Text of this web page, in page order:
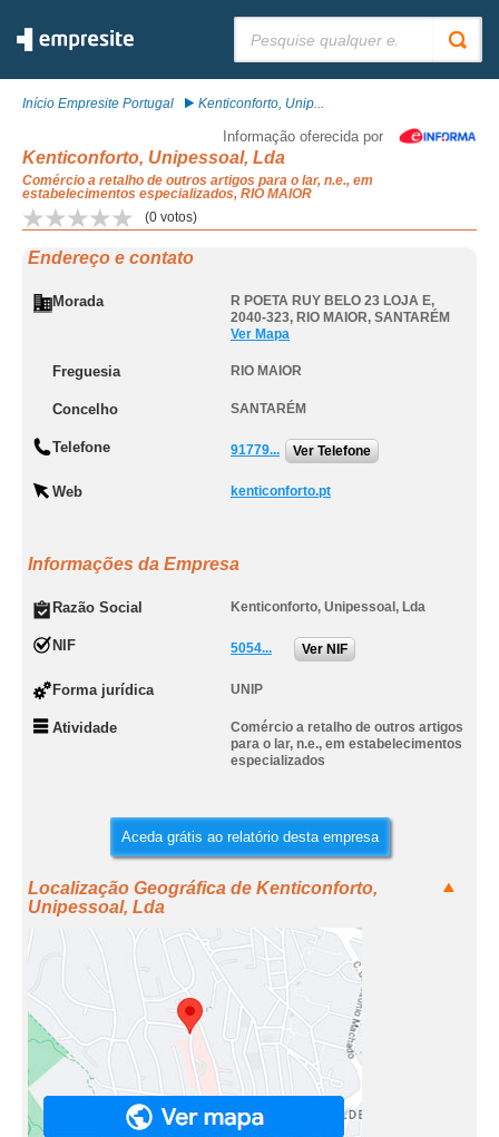
Início Empresite Portugal Kenticonforto, Unip...
Informação oferecida por
Kenticonforto, Unipessoal, Lda
Comércio a retalho de outros artigos para o lar, n.e., em
estabelecimentos especializados, RIO MAIOR
(0 votos)
Endereço e contato
Morada
R POETA RUY BELO 23 LOJA E,
2040-323, RIO MAIOR, SANTARÉM
Ver Mapa
Freguesia RIO MAIOR
Concelho SANTARÉM
Telefone 91779... Ver Telefone
Web kenticonforto.pt
Informações da Empresa
Razão Social Kenticonforto, Unipessoal, Lda
NIF 5054... Ver NIF
Forma jurídica UNIP
Atividade
Comércio a retalho de outros artigos
para o lar, n.e., em estabelecimentos
especializados
Aceda grátis ao relatório desta empresa
Localização Geográfica de Kenticonforto,
Unipessoal, Lda